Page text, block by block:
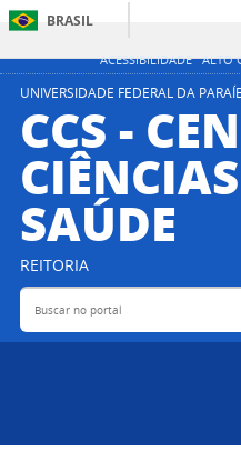
ACESSIBILIDADE ALTO
BRASIL
UNIVERSIDADE FEDERAL DA
CCS -
SAÚDE
REITORIA
Buscar no portal